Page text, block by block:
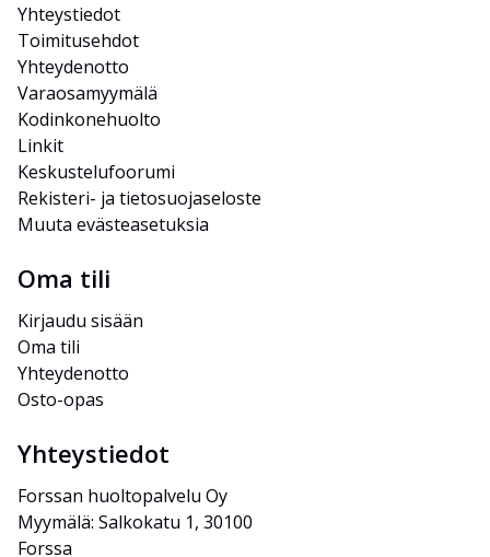
Yhteystiedot
Toimitusehdot
Yhteydenotto
Varaosamyymälä
Kodinkonehuolto
Linkit
Keskustelufoorumi
Rekisteri- ja tietosuojaseloste
Muuta evästeasetuksia
Oma tili
Kirjaudu sisään
Oma tili
Yhteydenotto
Osto-opas
Yhteystiedot
Forssan huoltopalvelu Oy
Myymälä: Salkokatu 1, 30100
Forssa